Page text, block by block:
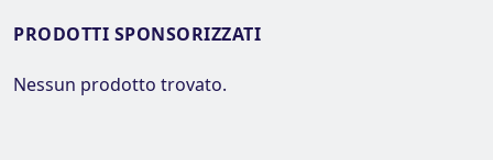
PRODOTTI SPONSORIZZATI
Nessun prodotto trovato.